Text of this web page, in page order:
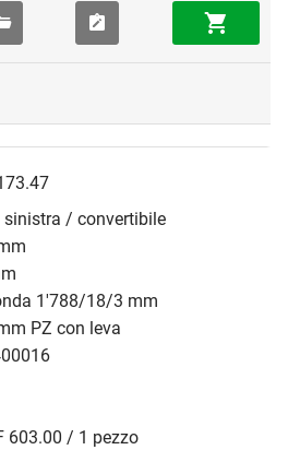
sinistra / convertibile
1'788/18/3 mm
PZ con leva
603.00 / 1 pezzo